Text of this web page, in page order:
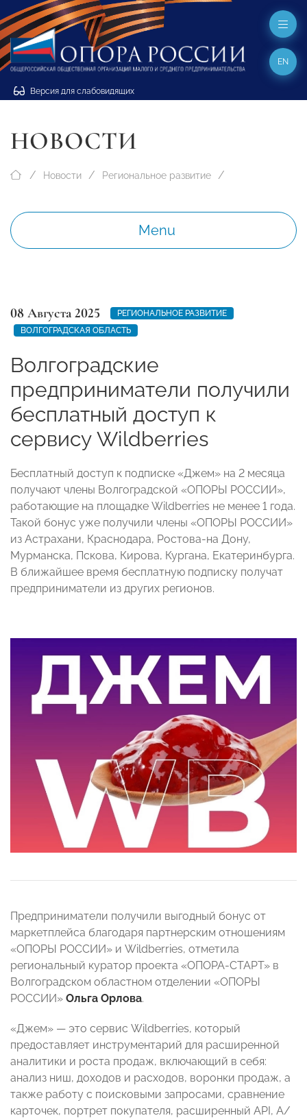
Версия для слабовидящих
EN
НОВОСТИ
Новости Региональное развитие
Menu
08 Августа 2025
РЕГИОНАЛЬНОЕ РАЗВИТИЕ
ВОЛГОГРАДСКАЯ ОБЛАСТЬ
Волгоградские
предприниматели получили
бесплатный доступ к
сервису Wildberries
Бесплатный доступ к подписке «Джем» на 2 месяца
получают члены Волгоградской «ОПОРЫ РОССИИ»,
работающие на площадке Wildberries не менее 1 года.
Такой бонус уже получили члены «ОПОРЫ РОССИИ»
из Астрахани, Краснодара, Ростова-на Дону,
Мурманска, Пскова, Кирова, Кургана, Екатеринбурга.
В ближайшее время бесплатную подписку получат
предприниматели из других регионов.
Предприниматели получили выгодный бонус от
маркетплейса благодаря партнерским отношениям
«ОПОРЫ РОССИИ» и Wildberries, отметила
региональный куратор проекта «ОПОРА-СТАРТ» в
Волгоградском областном отделении «ОПОРЫ
РОССИИ» Ольга Орлова.
«Джем» — это сервис Wildberries, который
предоставляет инструментарий для расширенной
аналитики и роста продаж, включающий в себя:
анализ ниш, доходов и расходов, воронки продаж, а
также работу с поисковыми запросами, сравнение
карточек, портрет покупателя, расширенный API, А/